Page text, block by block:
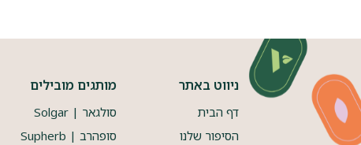
ניווט באתר
דף הבית
הסיפור שלנו
מותגים מובילים
סולגאר | Solgar
סופהרב | Supherb